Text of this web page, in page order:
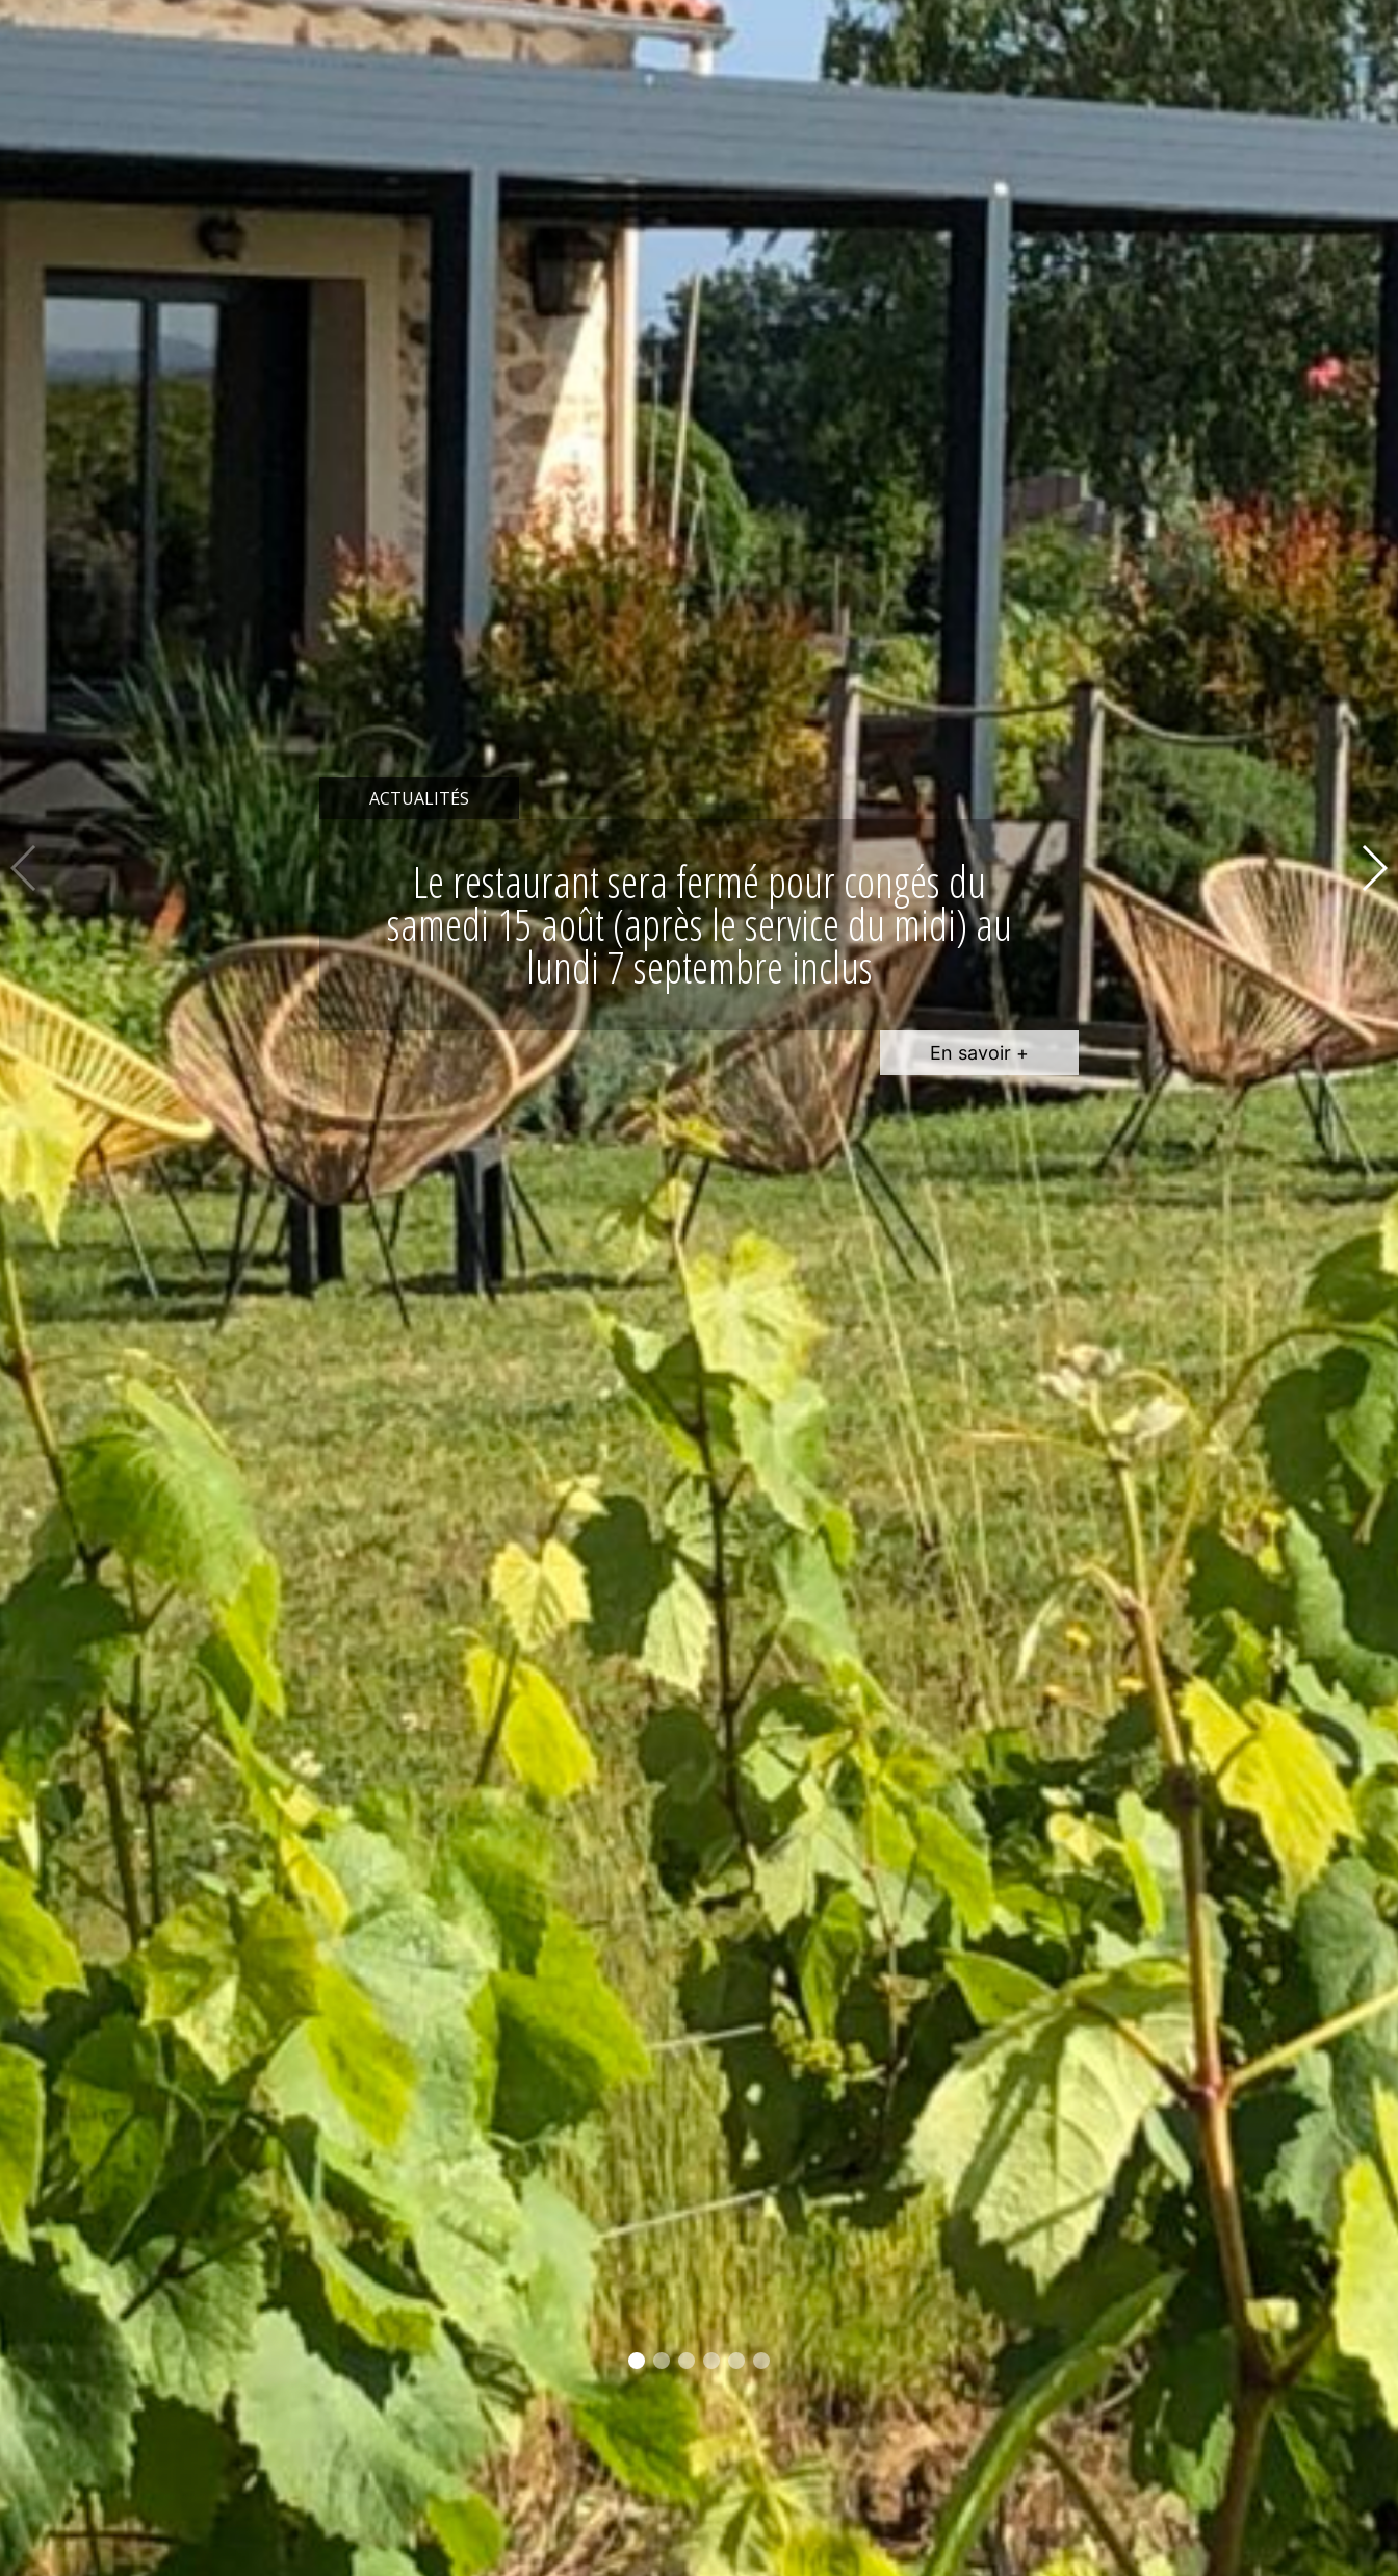
ENTREPRISES
Votreréuniondetravailaumilieudesvignes!
En savoir +